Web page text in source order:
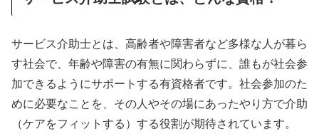
サービス介助士とは、高齢者や障害者など多様な人が暮ら
す社会で、年齢や障害の有無に関わらずに、誰もが社会参
加できるようにサポートする有資格者です。社会参加のた
めに必要なことを、その人やその場にあったやり方で介助
（ケアをフィットする）する役割が期待されています。